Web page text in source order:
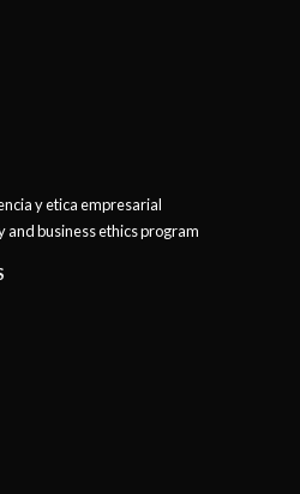
y etica empresarial
business ethics program